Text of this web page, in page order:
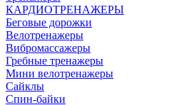
КАРДИОТРЕНАЖЕРЫ
Беговые дорожки
Велотренажеры
Вибромассажеры
Гребные тренажеры
Мини велотренажеры
Сайклы
Спин-байки